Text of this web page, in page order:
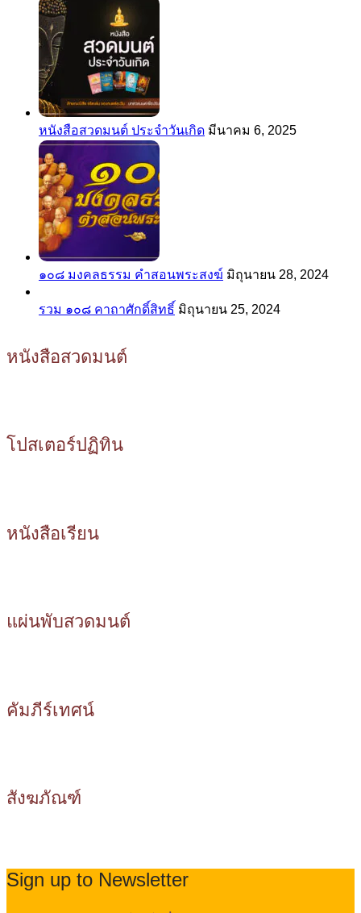
หนังสือสวดมนต์ ประจำวันเกิด มีนาคม 6, 2025
๑๐๘ มงคลธรรม คำสอนพระสงฆ์ มิถุนายน 28, 2024
รวม ๑๐๘ คาถาศักดิ์สิทธิ์ มิถุนายน 25, 2024
หนังสือสวดมนต์
โปสเตอร์ปฏิทิน
หนังสือเรียน
แผ่นพับสวดมนต์
คัมภีร์เทศน์
สังฆภัณฑ์
Sign up to Newsletter